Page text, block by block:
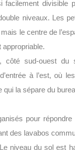
facilement divisible
niveaux. Les
le centre de
côté sud-ouest
à l’est, où
qui la sépare du
pour
des lavabos
niveau du sol est